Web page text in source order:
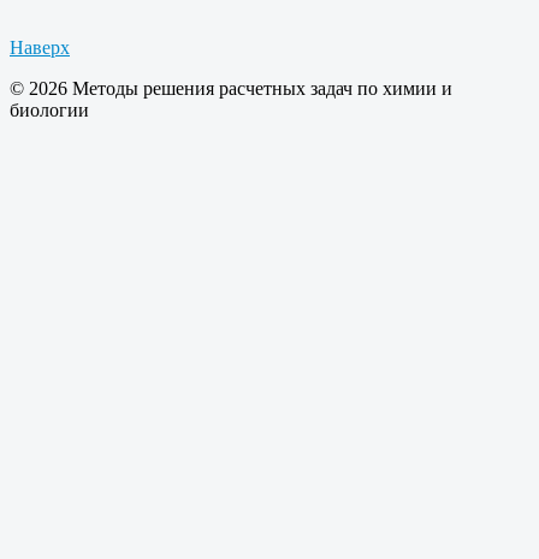
Наверх
© 2026 Методы решения расчетных задач по химии и
биологии